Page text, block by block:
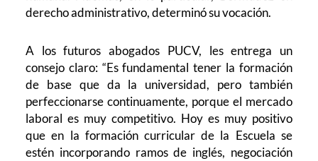
derecho administrativo, determinó su vocación.
A los futuros abogados PUCV, les entrega un
consejo claro: “Es fundamental tener la formación
de base que da la universidad, pero también
perfeccionarse continuamente, porque el mercado
laboral es muy competitivo. Hoy es muy positivo
que en la formación curricular de la Escuela se
estén incorporando ramos de inglés, negociación